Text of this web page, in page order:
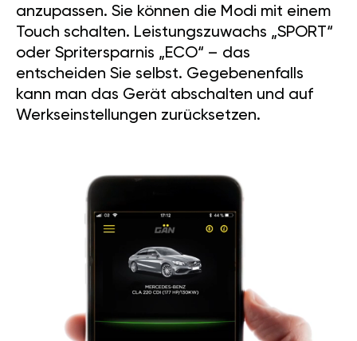
anzupassen. Sie können die Modi mit einem
Touch schalten. Leistungszuwachs „SPORT“
oder Spritersparnis „ECO“ – das
entscheiden Sie selbst. Gegebenenfalls
kann man das Gerät abschalten und auf
Werkseinstellungen zurücksetzen.